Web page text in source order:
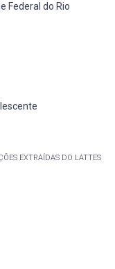
Federal do Rio
EXTRAÍDAS DO LATTES